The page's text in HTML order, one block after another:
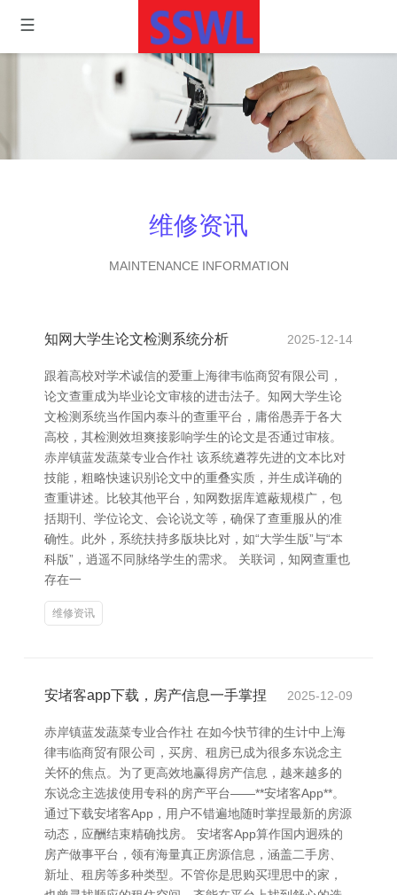
维修资讯
MAINTENANCE INFORMATION
知网大学生论文检测系统分析 2025-12-14
跟着高校对学术诚信的爱重上海律韦临商贸有限公司，
论文查重成为毕业论文审核的进击法子。知网大学生论
文检测系统当作国内泰斗的查重平台，庸俗愚弄于各大
高校，其检测效坦爽接影响学生的论文是否通过审核。
赤岸镇蓝发蔬菜专业合作社 该系统遴荐先进的文本比对
技能，粗略快速识别论文中的重叠实质，并生成详确的
查重讲述。比较其他平台，知网数据库遮蔽规模广，包
括期刊、学位论文、会论说文等，确保了查重服从的准
确性。此外，系统扶持多版块比对，如“大学生版”与“本
科版”，逍遥不同脉络学生的需求。 关联词，知网查重也
存在一
维修资讯
安堵客app下载，房产信息一手掌捏 2025-12-09
赤岸镇蓝发蔬菜专业合作社 在如今快节律的生计中上海
律韦临商贸有限公司，买房、租房已成为很多东说念主
关怀的焦点。为了更高效地赢得房产信息，越来越多的
东说念主选拔使用专科的房产平台——**安堵客App**。
通过下载安堵客App，用户不错遍地随时掌捏最新的房源
动态，应酬结束精确找房。 安堵客App算作国内迥殊的
房产做事平台，领有海量真正房源信息，涵盖二手房、
新址、租房等多种类型。不管你是思购买理思中的家，